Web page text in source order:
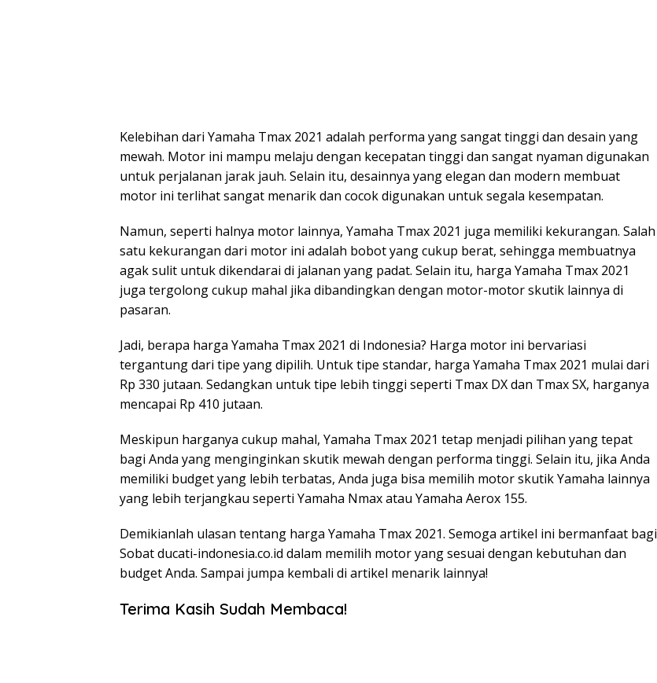
Kelebihan dari Yamaha Tmax 2021 adalah performa yang sangat tinggi dan desain yang
mewah. Motor ini mampu melaju dengan kecepatan tinggi dan sangat nyaman digunakan
untuk perjalanan jarak jauh. Selain itu, desainnya yang elegan dan modern membuat
motor ini terlihat sangat menarik dan cocok digunakan untuk segala kesempatan.
Namun, seperti halnya motor lainnya, Yamaha Tmax 2021 juga memiliki kekurangan. Salah
satu kekurangan dari motor ini adalah bobot yang cukup berat, sehingga membuatnya
agak sulit untuk dikendarai di jalanan yang padat. Selain itu, harga Yamaha Tmax 2021
juga tergolong cukup mahal jika dibandingkan dengan motor-motor skutik lainnya di
pasaran.
Jadi, berapa harga Yamaha Tmax 2021 di Indonesia? Harga motor ini bervariasi
tergantung dari tipe yang dipilih. Untuk tipe standar, harga Yamaha Tmax 2021 mulai dari
Rp 330 jutaan. Sedangkan untuk tipe lebih tinggi seperti Tmax DX dan Tmax SX, harganya
mencapai Rp 410 jutaan.
Meskipun harganya cukup mahal, Yamaha Tmax 2021 tetap menjadi pilihan yang tepat
bagi Anda yang menginginkan skutik mewah dengan performa tinggi. Selain itu, jika Anda
memiliki budget yang lebih terbatas, Anda juga bisa memilih motor skutik Yamaha lainnya
yang lebih terjangkau seperti Yamaha Nmax atau Yamaha Aerox 155.
Demikianlah ulasan tentang harga Yamaha Tmax 2021. Semoga artikel ini bermanfaat bagi
Sobat ducati-indonesia.co.id dalam memilih motor yang sesuai dengan kebutuhan dan
budget Anda. Sampai jumpa kembali di artikel menarik lainnya!
Terima Kasih Sudah Membaca!